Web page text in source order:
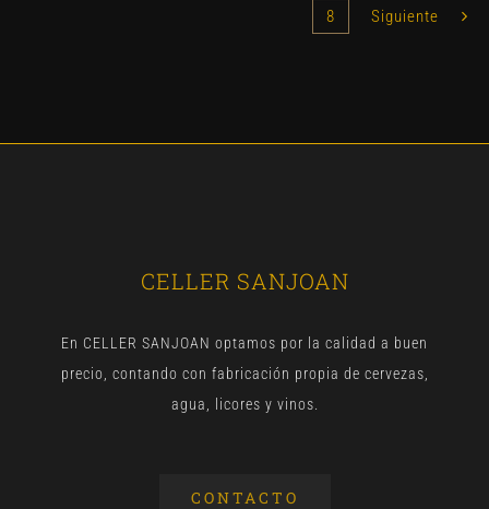
8
Siguiente
CELLER SANJOAN
En CELLER SANJOAN optamos por la calidad a buen
precio, contando con fabricación propia de cervezas,
agua, licores y vinos.
CONTACTO